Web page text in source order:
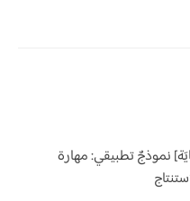
نموذجٌ تطبيقي: مهارة